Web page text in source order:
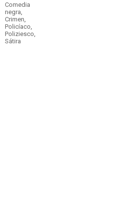
Comedia
negra,
Crimen,
Policíaco,
Poliziesco,
Sátira